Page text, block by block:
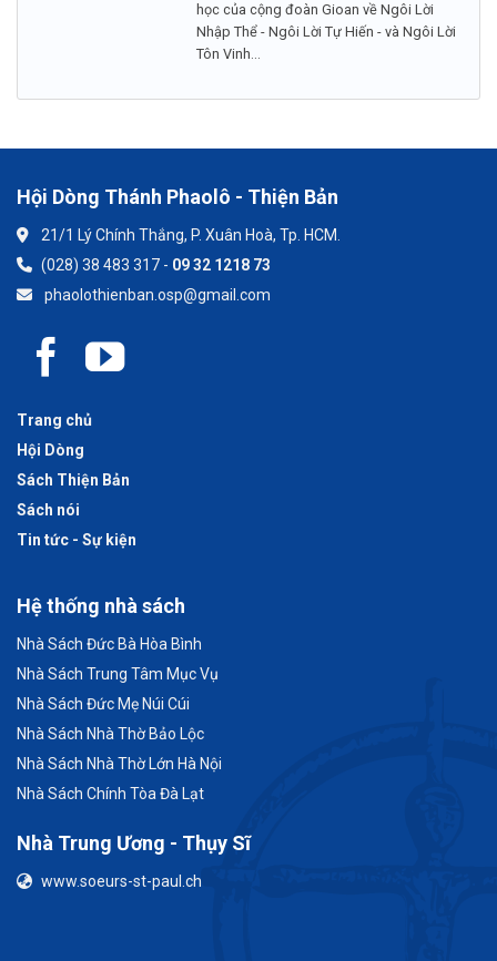
học của cộng đoàn Gioan về Ngôi Lời
Nhập Thể - Ngôi Lời Tự Hiến - và Ngôi Lời
Tôn Vinh...
Hội Dòng Thánh Phaolô - Thiện Bản
21/1 Lý Chính Thắng, P. Xuân Hoà, Tp. HCM.
(028) 38 483 317 - 09 32 1218 73
phaolothienban.osp@gmail.com
Trang chủ
Hội Dòng
Sách Thiện Bản
Sách nói
Tin tức - Sự kiện
Hệ thống nhà sách
Nhà Sách Đức Bà Hòa Bình
Nhà Sách Trung Tâm Mục Vụ
Nhà Sách Đức Mẹ Núi Cúi
Nhà Sách Nhà Thờ Bảo Lộc
Nhà Sách Nhà Thờ Lớn Hà Nội
Nhà Sách Chính Tòa Đà Lạt
Nhà Trung Ương - Thụy Sĩ
www.soeurs-st-paul.ch